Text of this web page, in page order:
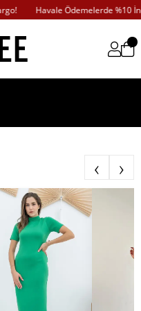
Havale Ödemelerde %10
‹ ›